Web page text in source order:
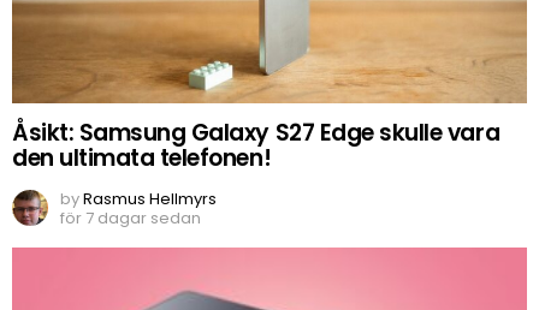
Åsikt: Samsung Galaxy S27 Edge skulle vara
den ultimata telefonen!
byRasmus Hellmyrs
för 7 dagar sedan